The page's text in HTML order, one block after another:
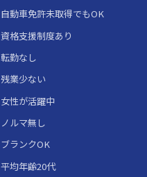
自動車免許未取得でもOK
資格支援制度あり
転勤なし
残業少ない
女性が活躍中
ノルマ無し
ブランクOK
平均年齢20代